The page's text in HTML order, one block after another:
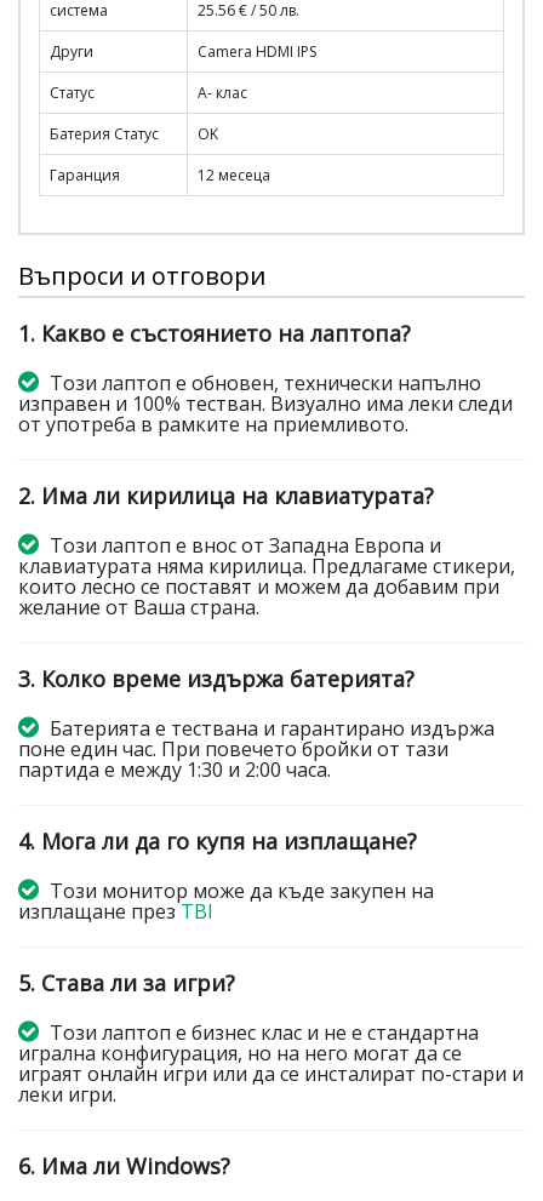
система
25.56 € / 50 лв.
Други
Camera HDMI IPS
Статус
A- клас
Батерия Статус
OK
Гаранция
12 месеца
Въпроси и отговори
1. Какво е състоянието на лаптопа?
Този лаптоп е обновен, технически напълно
изправен и 100% тестван. Визуално има леки следи
от употреба в рамките на приемливото.
2. Има ли кирилица на клавиатурата?
Този лаптоп е внос от Западна Европа и
клавиатурата няма кирилица. Предлагаме стикери,
които лесно се поставят и можем да добавим при
желание от Ваша страна.
3. Колко време издържа батерията?
Батерията е тествана и гарантирано издържа
поне един час. При повечето бройки от тази
партида е между 1:30 и 2:00 часа.
4. Мога ли да го купя на изплащане?
Този монитор може да къде закупен на
изплащане презTBI
5. Става ли за игри?
Този лаптоп е бизнес клас и не е стандартна
игрална конфигурация, но на него могат да се
играят онлайн игри или да се инсталират по-стари и
леки игри.
6. Има ли Windows?